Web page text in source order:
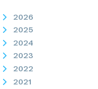
2026
2025
2024
2023
2022
2021